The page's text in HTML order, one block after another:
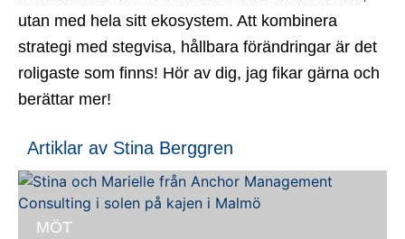
utan med hela sitt ekosystem. Att kombinera
strategi med stegvisa, hållbara förändringar är det
roligaste som finns! Hör av dig, jag fikar gärna och
berättar mer!
Artiklar av Stina Berggren
MÖT